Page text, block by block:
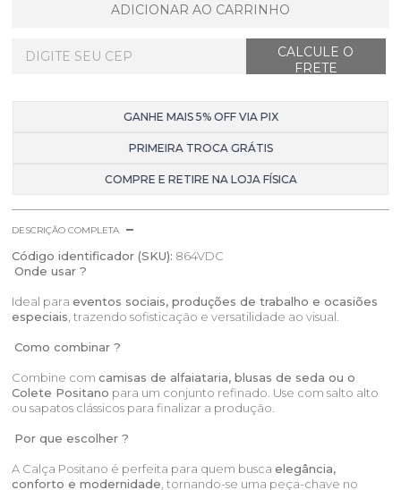
ADICIONAR AO CARRINHO
GANHE MAIS 5% OFF VIA PIX
PRIMEIRA TROCA GRÁTIS
COMPRE E RETIRE NA LOJA FÍSICA
DESCRIÇÃO COMPLETA
Código identificador (SKU): 864VDC
Onde usar ?
Ideal paraeventos sociais, produções de trabalho e ocasiões
especiais , trazendo sofisticação e versatilidade ao visual.
Como combinar ?
Combine comcamisas de alfaiataria, blusas de seda ou o
Colete Positano para um conjunto refinado. Use com salto alto
ou sapatos clássicos para finalizar a produção.
Por que escolher ?
A Calça Positano é perfeita para quem buscaelegância,
conforto e modernidade , tornando-se uma peça-chave no